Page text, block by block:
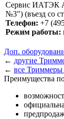
Сервис ИАТЭК
№3") (въезд со
Телефон: +7
Режим работы:
Доп.
← другие
← все Триммеры
Преимущества